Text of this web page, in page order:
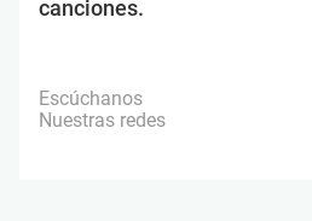
canciones.
Escúchanos
Nuestras redes